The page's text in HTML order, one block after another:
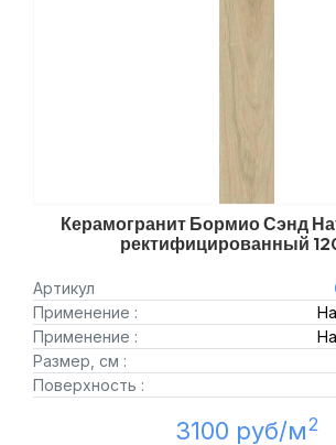
Керамогранит Бормио Сэнд
ректифицированный
Артикул
Применение :
Применение :
Размер, см :
Поверхность :
3100 руб/м2